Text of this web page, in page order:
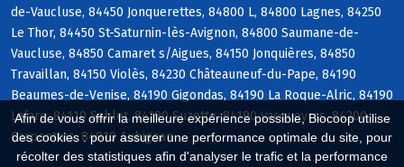
Afin de vous offrir la meilleure expérience possible, Biocoop utilise
des cookies : pour assurer une performance optimale du site, pour
récolter des statistiques afin d'analyser le trafic et la performance
de-Vaucluse, 84450 Jonquerettes, 84800 L, 84800 Lagnes, 84250
Le Thor, 84450 St-Saturnin-lès-Avignon, 84800 Saumane-de-
Vaucluse, 84850 Camaret s/Aigues, 84150 Jonquières, 84850
Travaillan, 84150 Violès, 84230 Châteauneuf-du-Pape, 84190
Beaumes-de-Venise, 84190 Gigondas, 84190 La Roque-Alric, 84190
Lafare, 84110 Sablet, 84190 Suzette, 84190 Vacqueyras, 84200
Carpentras, 84810 Aubignan